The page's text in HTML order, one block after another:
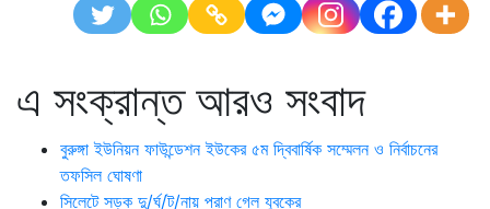
এ সংক্রান্ত আরও সংবাদ
বুরুঙ্গা ইউনিয়ন ফাউন্ডেশন ইউকের ৫ম দ্বিবার্ষিক সম্মেলন ও নির্বাচনের
তফসিল ঘোষণা
সিলেটে সড়ক দু/র্ঘ/ট/নায় প্রাণ গেল যুবকের